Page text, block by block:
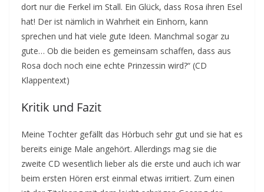
dort nur die Ferkel im Stall. Ein Glück, dass Rosa ihren Esel
hat! Der ist nämlich in Wahrheit ein Einhorn, kann
sprechen und hat viele gute Ideen. Manchmal sogar zu
gute… Ob die beiden es gemeinsam schaffen, dass aus
Rosa doch noch eine echte Prinzessin wird?“ (CD
Klappentext)
Kritik und Fazit
Meine Tochter gefällt das Hörbuch sehr gut und sie hat es
bereits einige Male angehört. Allerdings mag sie die
zweite CD wesentlich lieber als die erste und auch ich war
beim ersten Hören erst einmal etwas irritiert. Zum einen